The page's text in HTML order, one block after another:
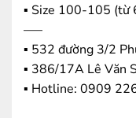
▪️ Size 100-105 (từ
—–
▪️ 532 đường 3/2
▪️ 386/17A Lê Văn
▪️ Hotline: ‭0909